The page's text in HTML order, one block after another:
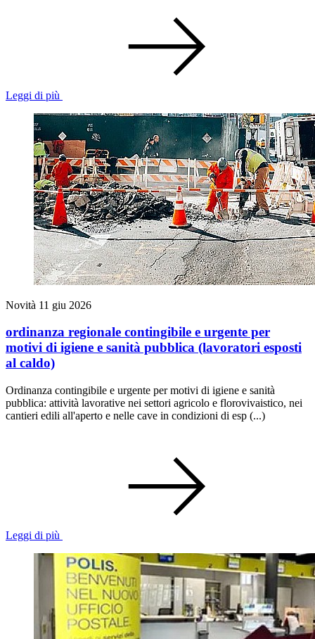
Leggi di più
Novità 11 giu 2026
ordinanza regionale contingibile e urgente per
motivi di igiene e sanità pubblica (lavoratori esposti
al caldo)
Ordinanza contingibile e urgente per motivi di igiene e sanità
pubblica: attività lavorative nei settori agricolo e florovivaistico, nei
cantieri edili all'aperto e nelle cave in condizioni di esp (...)
Leggi di più